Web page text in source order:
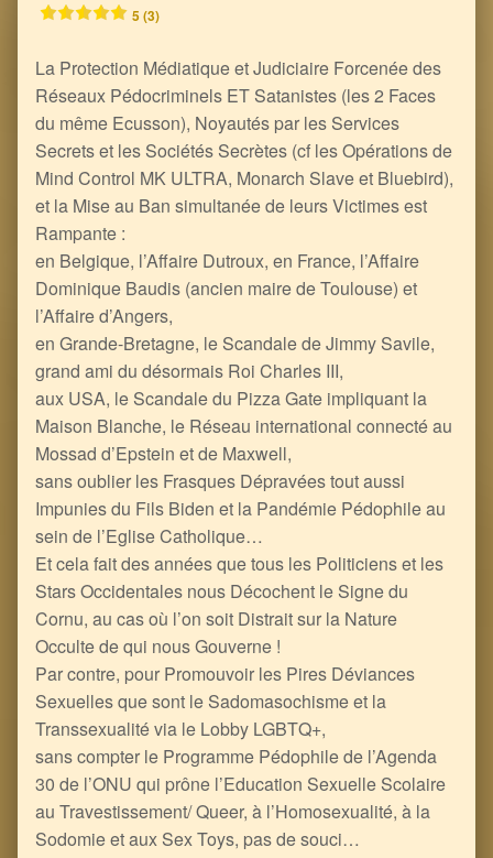
5 (3)
La Protection Médiatique et Judiciaire Forcenée des
Réseaux Pédocriminels ET Satanistes (les 2 Faces
du même Ecusson), Noyautés par les Services
Secrets et les Sociétés Secrètes (cf les Opérations de
Mind Control MK ULTRA, Monarch Slave et Bluebird),
et la Mise au Ban simultanée de leurs Victimes est
Rampante :
en Belgique, l’Affaire Dutroux, en France, l’Affaire
Dominique Baudis (ancien maire de Toulouse) et
l’Affaire d’Angers,
en Grande-Bretagne, le Scandale de Jimmy Savile,
grand ami du désormais Roi Charles III,
aux USA, le Scandale du Pizza Gate impliquant la
Maison Blanche, le Réseau international connecté au
Mossad d’Epstein et de Maxwell,
sans oublier les Frasques Dépravées tout aussi
Impunies du Fils Biden et la Pandémie Pédophile au
sein de l’Eglise Catholique…
Et cela fait des années que tous les Politiciens et les
Stars Occidentales nous Décochent le Signe du
Cornu, au cas où l’on soit Distrait sur la Nature
Occulte de qui nous Gouverne !
Par contre, pour Promouvoir les Pires Déviances
Sexuelles que sont le Sadomasochisme et la
Transsexualité via le Lobby LGBTQ+,
sans compter le Programme Pédophile de l’Agenda
30 de l’ONU qui prône l’Education Sexuelle Scolaire
au Travestissement/ Queer, à l’Homosexualité, à la
Sodomie et aux Sex Toys, pas de souci…